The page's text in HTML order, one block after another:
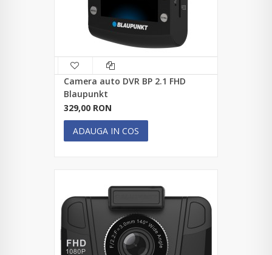
Camera auto DVR BP 2.1 FHD
Blaupunkt
329,00 RON
ADAUGA IN COS